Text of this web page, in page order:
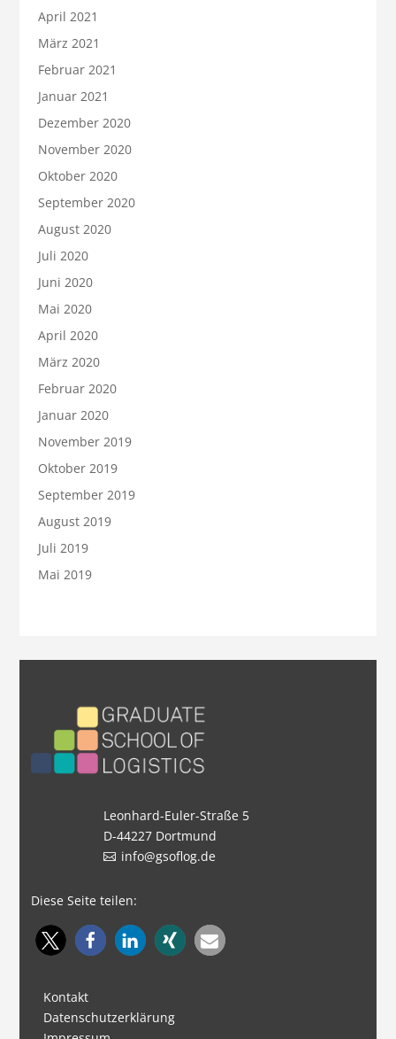
April 2021
März 2021
Februar 2021
Januar 2021
Dezember 2020
November 2020
Oktober 2020
September 2020
August 2020
Juli 2020
Juni 2020
Mai 2020
April 2020
März 2020
Februar 2020
Januar 2020
November 2019
Oktober 2019
September 2019
August 2019
Juli 2019
Mai 2019
Leonhard-Euler-Straße 5
D-44227 Dortmund
info@gsoflog.de
Diese Seite teilen:
Kontakt
Datenschutzerklärung